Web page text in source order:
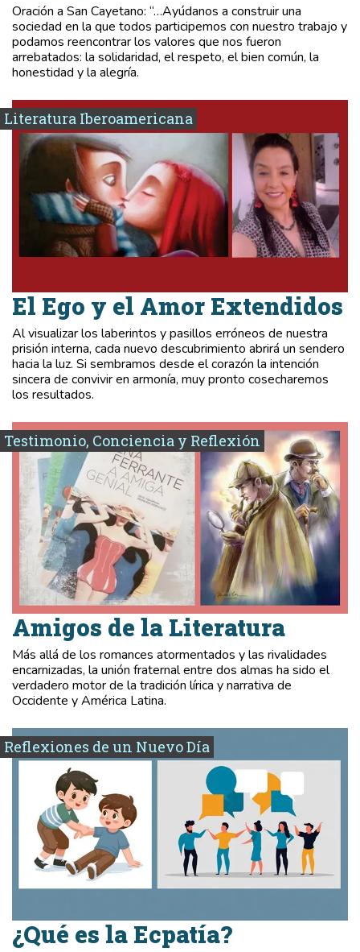
Oración a San Cayetano: “…Ayúdanos a construir una
sociedad en la que todos participemos con nuestro trabajo y
podamos reencontrar los valores que nos fueron
arrebatados: la solidaridad, el respeto, el bien común, la
honestidad y la alegría.
Literatura Iberoamericana
El Ego y el Amor Extendidos
Al visualizar los laberintos y pasillos erróneos de nuestra
prisión interna, cada nuevo descubrimiento abrirá un sendero
hacia la luz. Si sembramos desde el corazón la intención
sincera de convivir en armonía, muy pronto cosecharemos
los resultados.
Testimonio, Conciencia y Reflexión
Amigos de la Literatura
Más allá de los romances atormentados y las rivalidades
encarnizadas, la unión fraternal entre dos almas ha sido el
verdadero motor de la tradición lírica y narrativa de
Occidente y América Latina.
Reflexiones de un Nuevo Día
¿Qué es la Ecpatía?